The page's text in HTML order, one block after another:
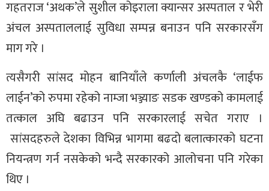
गहतराज ‘अथक’ले सुशील कोइराला क्यान्सर अस्पताल र भेरी
अंचल अस्पताललाई सुविधा सम्पन्न बनाउन पनि सरकारसँग
माग गरे ।
त्यसैगरी सांसद मोहन बानियाँले कर्णाली अंचलकै ‘लाईफ
लाईन’को रुपमा रहेको नाम्जा भञ्ज्याङ सडक खण्डको कामलाई
तत्काल अघि बढाउन पनि सरकारलाई सचेत गराए ।
सांसदहरुले देशका विभिन्न भागमा बढदो बलात्कारको घटना
नियन्त्रण गर्न नसकेको भन्दै सरकारको आलोचना पनि गरेका
थिए ।